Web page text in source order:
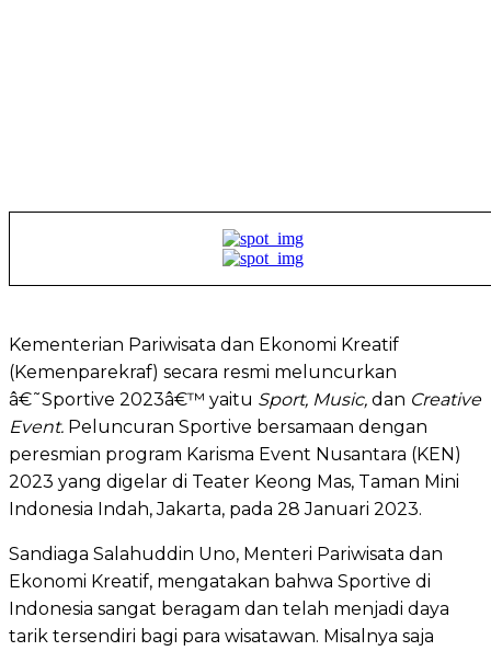
Kementerian Pariwisata dan Ekonomi Kreatif
(Kemenparekraf) secara resmi meluncurkan
â€˜Sportive 2023â€™ yaitu Sport, Music, dan Creative
Event. Peluncuran Sportive bersamaan dengan
peresmian program Karisma Event Nusantara (KEN)
2023 yang digelar di Teater Keong Mas, Taman Mini
Indonesia Indah, Jakarta, pada 28 Januari 2023.
Sandiaga Salahuddin Uno, Menteri Pariwisata dan
Ekonomi Kreatif, mengatakan bahwa Sportive di
Indonesia sangat beragam dan telah menjadi daya
tarik tersendiri bagi para wisatawan. Misalnya saja